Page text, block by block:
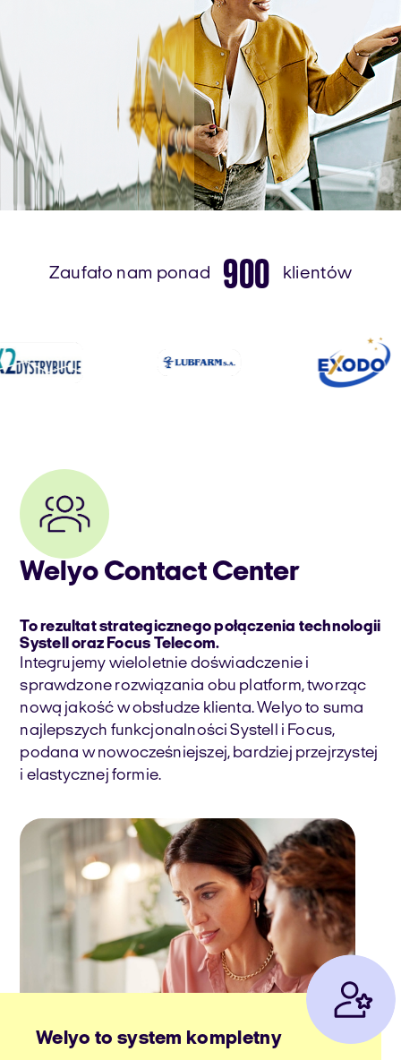
Zaufało nam ponad 900 klientów
Welyo Contact Center
To rezultat strategicznego połączenia technologii
Systell oraz Focus Telecom.
Integrujemy wieloletnie doświadczenie i
sprawdzone rozwiązania obu platform, tworząc
nową jakość w obsłudze klienta. Welyo to suma
najlepszych funkcjonalności Systell i Focus,
podana w nowocześniejszej, bardziej przejrzystej
i elastycznej formie.
Welyo to system kompletny